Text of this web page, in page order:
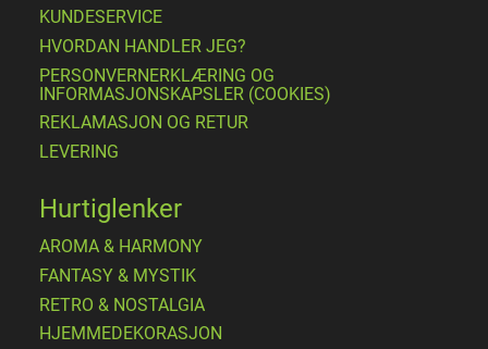
KUNDESERVICE
HVORDAN HANDLER JEG?
PERSONVERNERKLÆRING OG
INFORMASJONSKAPSLER (COOKIES)
REKLAMASJON OG RETUR
LEVERING
Hurtiglenker
AROMA & HARMONY
FANTASY & MYSTIK
RETRO & NOSTALGIA
HJEMMEDEKORASJON